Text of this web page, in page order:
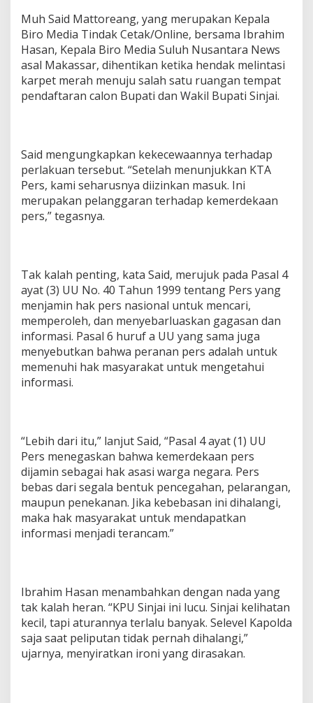
Muh Said Mattoreang, yang merupakan Kepala
Biro Media Tindak Cetak/Online, bersama Ibrahim
Hasan, Kepala Biro Media Suluh Nusantara News
asal Makassar, dihentikan ketika hendak melintasi
karpet merah menuju salah satu ruangan tempat
pendaftaran calon Bupati dan Wakil Bupati Sinjai.
Said mengungkapkan kekecewaannya terhadap
perlakuan tersebut. “Setelah menunjukkan KTA
Pers, kami seharusnya diizinkan masuk. Ini
merupakan pelanggaran terhadap kemerdekaan
pers,” tegasnya.
Tak kalah penting, kata Said, merujuk pada Pasal 4
ayat (3) UU No. 40 Tahun 1999 tentang Pers yang
menjamin hak pers nasional untuk mencari,
memperoleh, dan menyebarluaskan gagasan dan
informasi. Pasal 6 huruf a UU yang sama juga
menyebutkan bahwa peranan pers adalah untuk
memenuhi hak masyarakat untuk mengetahui
informasi.
“Lebih dari itu,” lanjut Said, “Pasal 4 ayat (1) UU
Pers menegaskan bahwa kemerdekaan pers
dijamin sebagai hak asasi warga negara. Pers
bebas dari segala bentuk pencegahan, pelarangan,
maupun penekanan. Jika kebebasan ini dihalangi,
maka hak masyarakat untuk mendapatkan
informasi menjadi terancam.”
Ibrahim Hasan menambahkan dengan nada yang
tak kalah heran. “KPU Sinjai ini lucu. Sinjai kelihatan
kecil, tapi aturannya terlalu banyak. Selevel Kapolda
saja saat peliputan tidak pernah dihalangi,”
ujarnya, menyiratkan ironi yang dirasakan.